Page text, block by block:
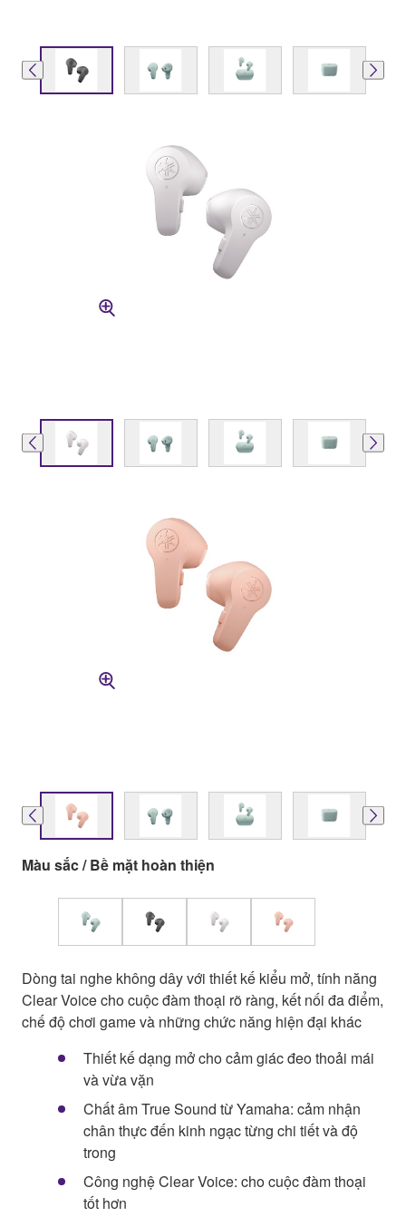
Màu sắc / Bề mặt hoàn thiện
Dòng tai nghe không dây với thiết kế kiểu mở, tính năng
Clear Voice cho cuộc đàm thoại rõ ràng, kết nối đa điểm,
chế độ chơi game và những chức năng hiện đại khác
Thiết kế dạng mở cho cảm giác đeo thoải mái
và vừa vặn
Chất âm True Sound từ Yamaha: cảm nhận
chân thực đến kinh ngạc từng chi tiết và độ
trong
Công nghệ Clear Voice: cho cuộc đàm thoại
tốt hơn